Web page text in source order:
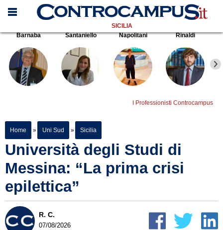
SICILIA
Barnaba
Santaniello Napolitani Rinaldi
I Professionisti Controcampus
Home » Uni Sud » Sicilia
Università degli Studi di
Messina: “La prima crisi
epilettica”
R. C.
07/08/2026